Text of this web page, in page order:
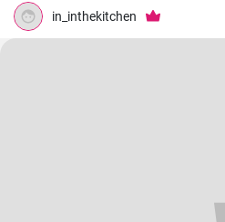
in_inthekitchen